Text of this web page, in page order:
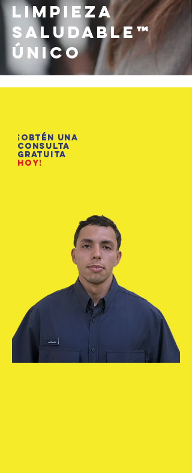
Limpieza
Saludable™
Único
¡Obtén una
consulta
gratuita
hoy!